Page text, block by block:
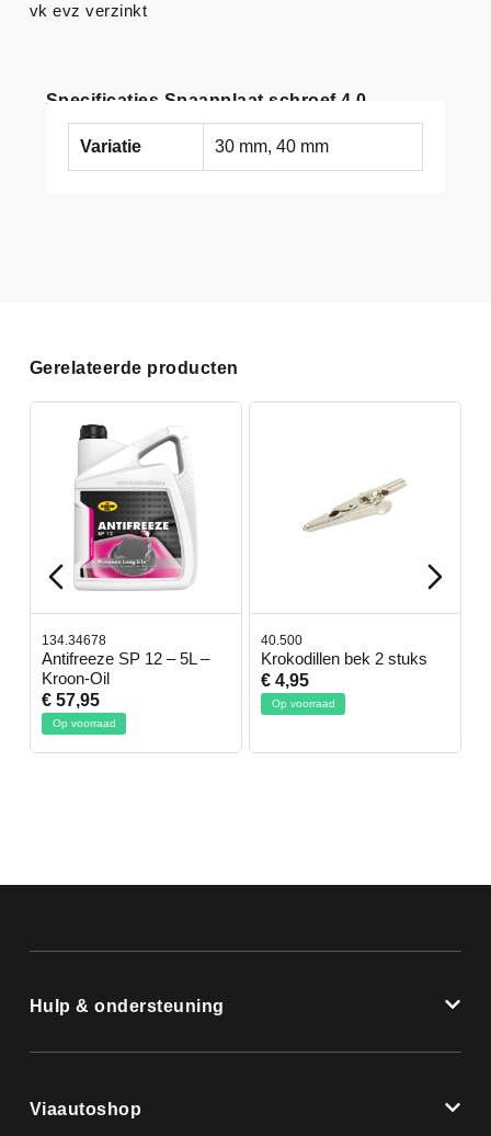
Specificaties Spaanplaat schroef 4.0
Variatie 30 mm, 40 mm
vk evz verzinkt
Gerelateerde producten
134.34678
Antifreeze SP 12 – 5L –
Kroon-Oil
€ 57,95
Op voorraad
40.500
Krokodillen bek 2 stuks
€ 4,95
Op voorraad
Hulp & ondersteuning
Viaautoshop